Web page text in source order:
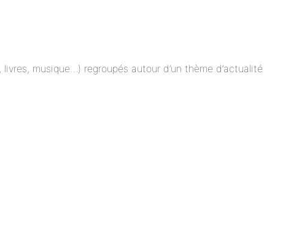
musique…) regroupés autour d’un thème d’actualité